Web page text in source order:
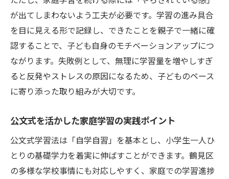
が出てしまわないよう工夫が必要です。学習の進み具合
を目に見える形で記録し、できたことを親子で一緒に確
認することで、子ども自身のモチベーションアップにつ
ながります。失敗例として、無理に学習量を増やしすぎ
ると反発やストレスの原因になるため、子どものペース
に寄り添った取り組みが大切です。
公文式を活かした家庭学習の実践ポイント
公文式学習法は「自学自習」を基本とし、小学生一人ひ
とりの基礎学力を着実に伸ばすことができます。鶴見区
の多様な学校事情にも対応しやすく、家庭での学習進捗